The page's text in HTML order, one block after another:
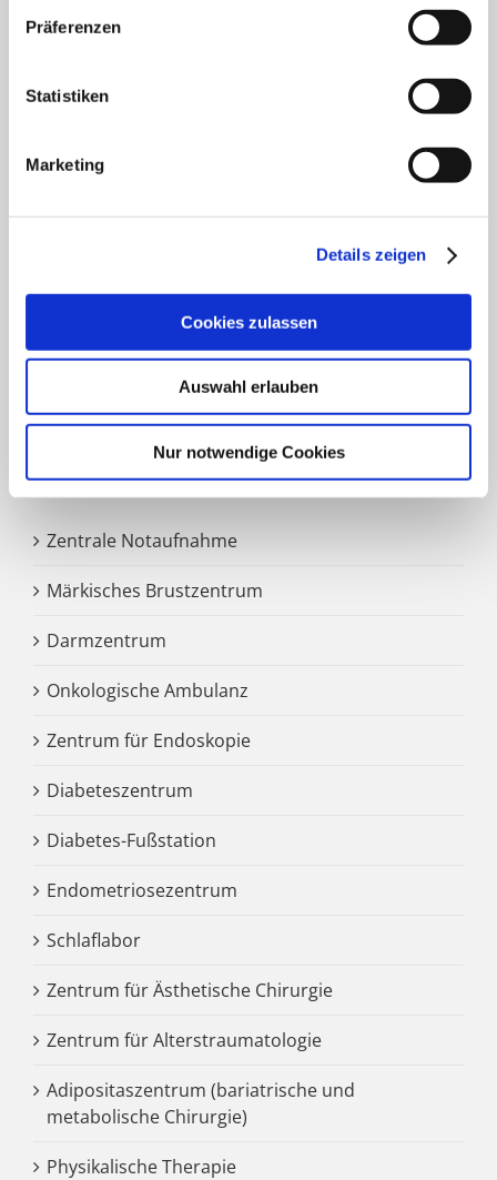
Präferenzen
Statistiken
Marketing
Details zeigen
Cookies zulassen
Auswahl erlauben
Nur notwendige Cookies
Klinik für Innere Medizin Schützenstraße
Klinik für Orthopädie & Unfallchirurgie
Gefäß- und Handchirurgie
Frauenklinik
HNO Belegabteilung
Pflegedienst
SCHWERPUNKTE
Zentrale Notaufnahme
Märkisches Brustzentrum
Darmzentrum
Onkologische Ambulanz
Zentrum für Endoskopie
Diabeteszentrum
Diabetes-Fußstation
Endometriosezentrum
Schlaflabor
Zentrum für Ästhetische Chirurgie
Zentrum für Alterstraumatologie
Adipositaszentrum (bariatrische und
metabolische Chirurgie)
Physikalische Therapie